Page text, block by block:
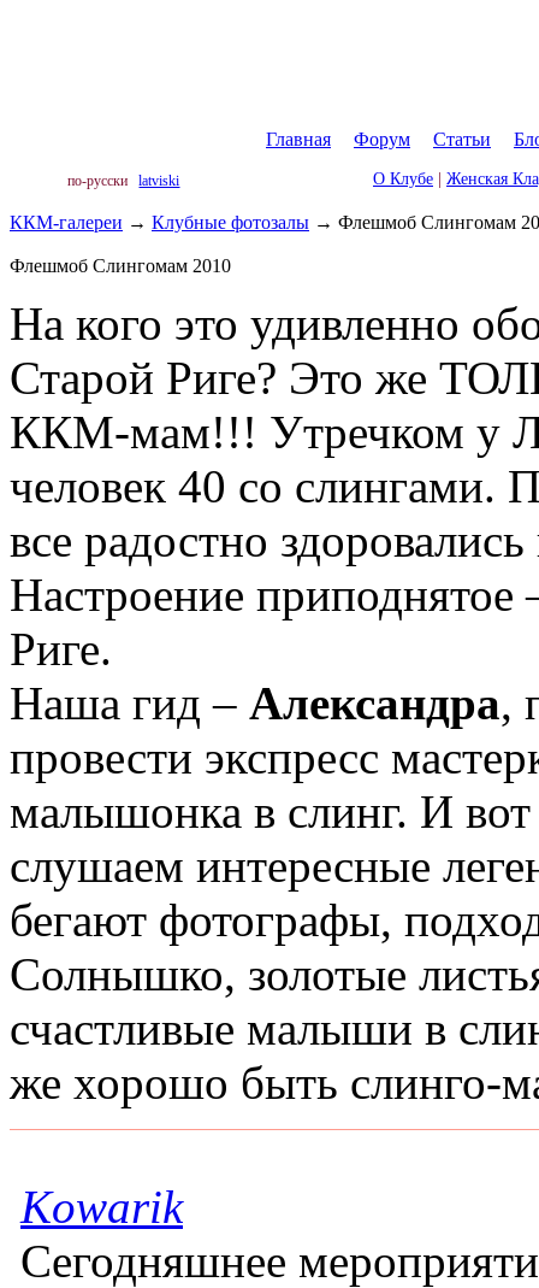
Главная Форум Статьи
по-русски latviski О Клубе Женская
ККМ-галереи → Клубные фотозалы → Флешмоб Слингомам
Флешмоб Слингомам 2010
На кого это удивленно
Старой Риге? Это же
ККМ-мам!!! Утречком у
человек 40 со слингами.
все радостно
Настроение
Риге.
Наша гид – Александра,
провести экспресс
малышонка в слинг. И
слушаем интересные
бегают фотографы,
Солнышко, золотые
счастливые малыши в
же хорошо быть слинго-
Kowarik
Сегодняшнее